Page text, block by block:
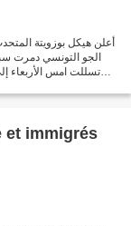
أعلن هيكل بوزويتة
الجو التونسي دمرت
تسللت امس الأربعاء
et immigrés